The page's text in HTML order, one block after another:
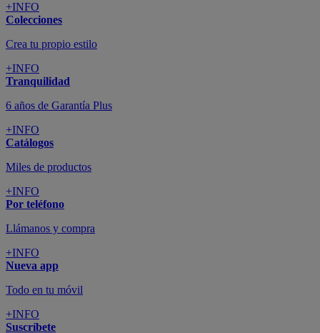
+INFO
Colecciones
Crea tu propio estilo
+INFO
Tranquilidad
6 años de Garantía Plus
+INFO
Catálogos
Miles de productos
+INFO
Por teléfono
Llámanos y compra
+INFO
Nueva app
Todo en tu móvil
+INFO
Suscríbete